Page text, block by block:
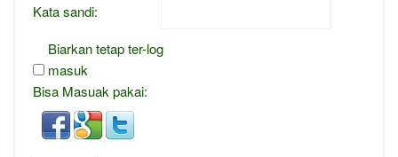
Kata sandi:
Biarkan tetap ter-log
masuk
Bisa Masuak pakai: